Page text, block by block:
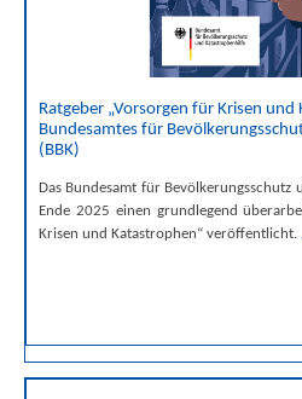
Ratgeber „Vorsorgen für Krisen und
Bundesamtes für
(BBK)
Das Bundesamt für Bevölkerungsschutz
Ende 2025 einen grundlegend
Krisen und Katastrophen“ veröffentlicht.